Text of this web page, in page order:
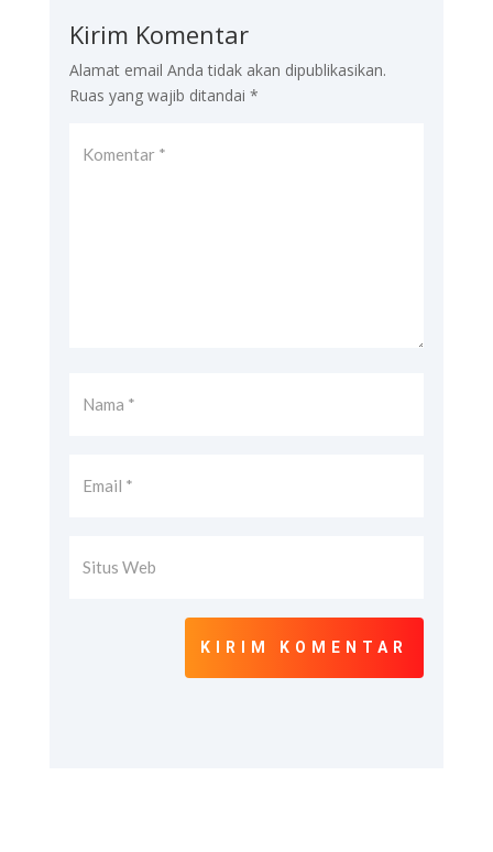
Kirim Komentar
Alamat email Anda tidak akan dipublikasikan.
Ruas yang wajib ditandai *
KIRIM KOMENTAR